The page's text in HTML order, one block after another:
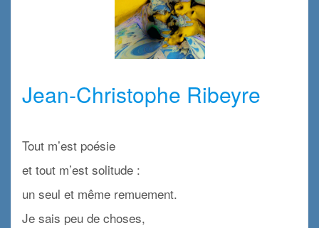
Jean-Christophe Ribeyre
Tout m’est poésie
et tout m’est solitude :
un seul et même remuement.
Je sais peu de choses,